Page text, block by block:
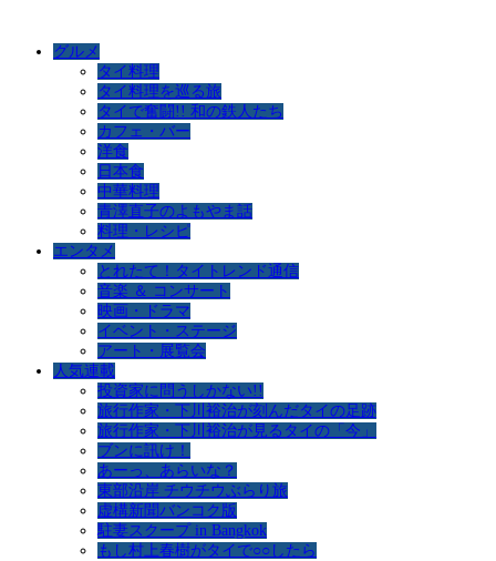
グルメ
タイ料理
タイ料理を巡る旅
タイで奮闘!! 和の鉄人たち
カフェ・バー
洋食
日本食
中華料理
青澤直子のよもやま話
料理・レシピ
エンタメ
とれたて！タイトレンド通信
音楽 ＆ コンサート
映画・ドラマ
イベント・ステージ
アート・展覧会
人気連載
投資家に問うしかない!!
旅行作家・下川裕治が刻んだタイの足跡
旅行作家・下川裕治が見るタイの「今」
ブンに訊け！
あーっ、あらいな？
東部沿岸 チウチウぶらり旅
虚構新聞バンコク版
駐妻スクープ in Bangkok
もし村上春樹がタイで○○したら